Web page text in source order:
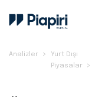
Analizler
Yurt Dışı
Piyasalar